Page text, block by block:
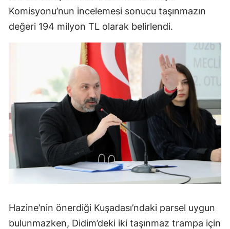
Komisyonu’nun incelemesi sonucu taşınmazın
değeri 194 milyon TL olarak belirlendi.
Hazine’nin önerdiği Kuşadası’ndaki parsel uygun
bulunmazken, Didim’deki iki taşınmaz trampa için